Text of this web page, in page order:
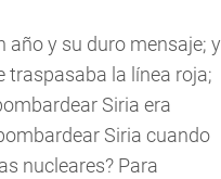
año y su duro mensaje; y
traspasaba la línea roja;
Siria era
Siria cuando
nucleares? Para